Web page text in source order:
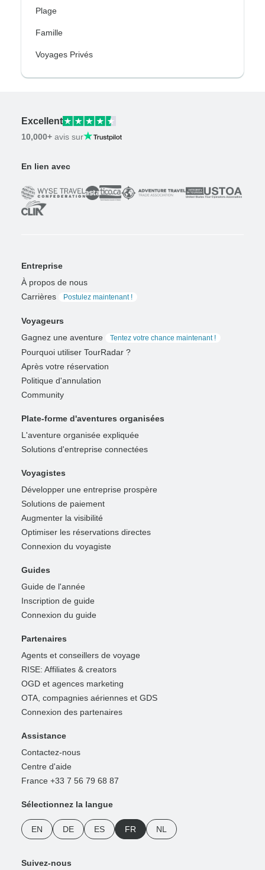
Plage
Famille
Voyages Privés
Excellent
10,000+ avis sur
En lien avec
Entreprise
À propos de nous
Carrières
Postulez maintenant !
Voyageurs
Gagnez une aventure
Tentez votre chance maintenant !
Pourquoi utiliser TourRadar ?
Après votre réservation
Politique d'annulation
Community
Plate-forme d'aventures organisées
L'aventure organisée expliquée
Solutions d'entreprise connectées
Voyagistes
Développer une entreprise prospère
Solutions de paiement
Augmenter la visibilité
Optimiser les réservations directes
Connexion du voyagiste
Guides
Guide de l'année
Inscription de guide
Connexion du guide
Partenaires
Agents et conseillers de voyage
RISE: Affiliates & creators
OGD et agences marketing
OTA, compagnies aériennes et GDS
Connexion des partenaires
Assistance
Contactez-nous
Centre d'aide
France +33 7 56 79 68 87
Sélectionnez la langue
EN DE ES FR NL
Suivez-nous